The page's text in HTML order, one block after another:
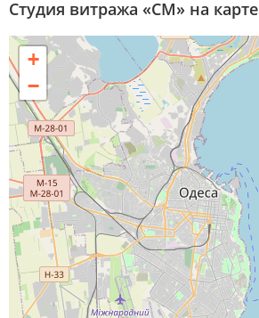
Студия витража «СМ» на карте
+
−